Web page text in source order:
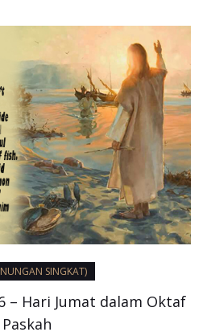
SINGKAT)
– Hari Jumat dalam Oktaf
Paskah